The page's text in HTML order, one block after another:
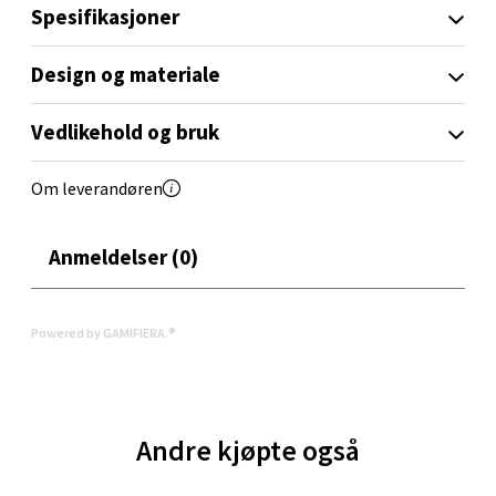
Spesifikasjoner
Design og materiale
Vedlikehold og bruk
Om leverandøren
Anmeldelser (0)
Powered by GAMIFIERA.®
Andre kjøpte også
Oppdal - Aunasenteret
Aunasenteret, Sunndalsvegen 3, 7340 Oppdal
Åpent i dag 10-18
0 i butikk
0 i butikk